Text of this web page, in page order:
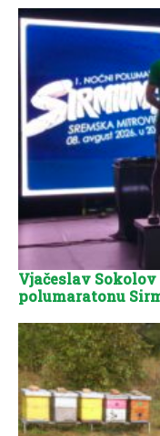
Vjačeslav
polumaratonu